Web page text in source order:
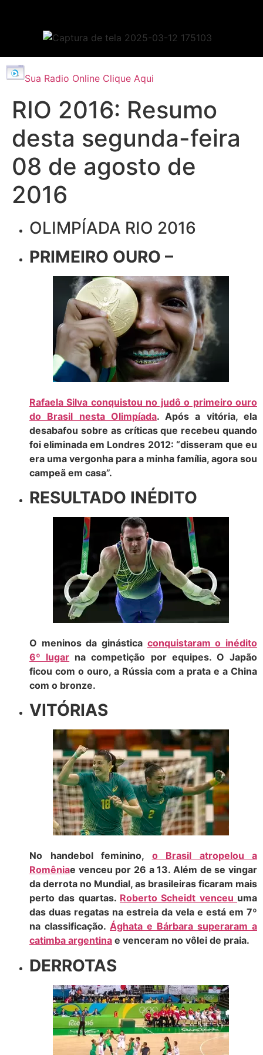
Sua Radio Online Clique Aqui
RIO 2016: Resumo
desta segunda-feira
08 de agosto de
2016
OLIMPÍADA RIO 2016
PRIMEIRO OURO –
Rafaela Silva conquistou no judô o primeiro ouro
do Brasil nesta Olimpíada. Após a vitória, ela
desabafou sobre as críticas que recebeu quando
foi eliminada em Londres 2012: “disseram que eu
era uma vergonha para a minha família, agora sou
campeã em casa”.
RESULTADO INÉDITO
O meninos da ginástica conquistaram o inédito
6º lugar na competição por equipes. O Japão
ficou com o ouro, a Rússia com a prata e a China
com o bronze.
VITÓRIAS
No handebol feminino, o Brasil atropelou a
Romêniae venceu por 26 a 13. Além de se vingar
da derrota no Mundial, as brasileiras ficaram mais
perto das quartas. Roberto Scheidt venceu uma
das duas regatas na estreia da vela e está em 7º
na classificação. Ághata e Bárbara superaram a
catimba argentina e venceram no vôlei de praia.
DERROTAS